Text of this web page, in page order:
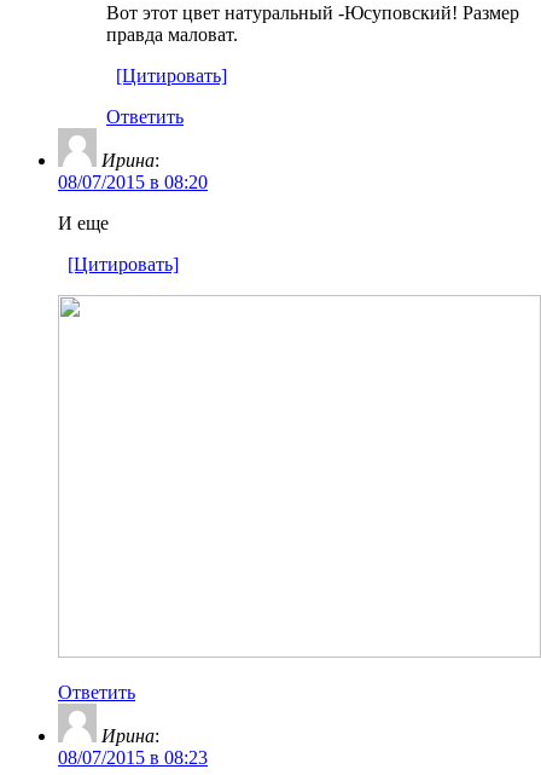
Вот этот цвет натуральный -Юсуповский! Размер
правда маловат.
[Цитировать]
Ответить
Ирина:
08/07/2015 в 08:20
И еще
[Цитировать]
Ответить
Ирина:
08/07/2015 в 08:23